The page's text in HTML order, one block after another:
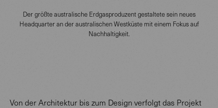
Der größte australische Erdgasproduzent gestaltete sein neues
Headquarter an der australischen Westküste mit einem Fokus auf
Nachhaltigkeit.
Von der Architektur bis zum Design verfolgt das Projekt